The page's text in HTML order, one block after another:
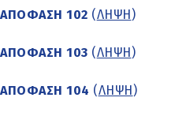
ΑΠΟΦΑΣΗ 102 (ΛΗΨΗ )
ΑΠΟΦΑΣΗ 103 (ΛΗΨΗ )
ΑΠΟΦΑΣΗ 104 (ΛΗΨΗ )